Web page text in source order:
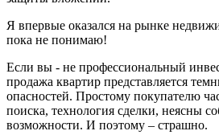
Я впервые оказался на рынке
пока не понимаю!
Если вы - не профессиональный
продажа квартир представляется
опасностей. Простому покупателю
поиска, технология сделки, неясны
возможности. И поэтому – страшно.